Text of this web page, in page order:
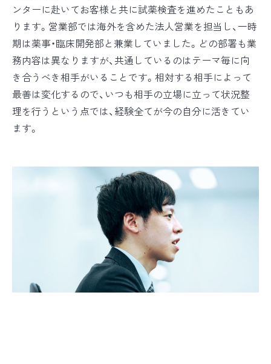
ンターに赴いてお客様と共に試薬検査を進めたこともあ
ります。営業部では海外を含めた法人営業を担当し、一時
期は薬事・臨床開発部と兼業していました。どの部署も業
務内容は異なりますが、共通しているのはテーマ毎に向
き合うべき相手がいることです。相対する相手によって
最善は変化するので、いつも相手の立場に立って状況整
理を行うという点では、経験全てが今の自分に活きてい
ます。